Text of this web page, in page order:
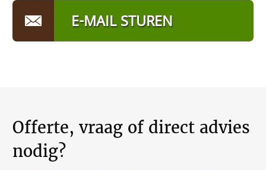
E-MAIL STUREN
Offerte, vraag of direct advies
nodig?